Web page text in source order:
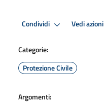
Condividi Vedi azioni
Categorie:
Protezione Civile
Argomenti: